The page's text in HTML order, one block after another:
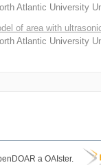
Atlantic University
of area with
Atlantic University
a OAIster.